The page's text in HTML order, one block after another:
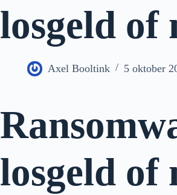
losgeld of
Axel Booltink 5 oktober
losgeld of